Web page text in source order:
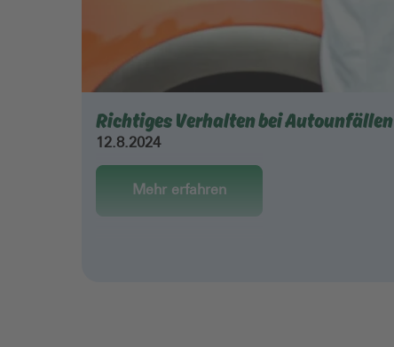
Richtiges Verhalten bei Autounfällen
12.8.2024
Mehr erfahren